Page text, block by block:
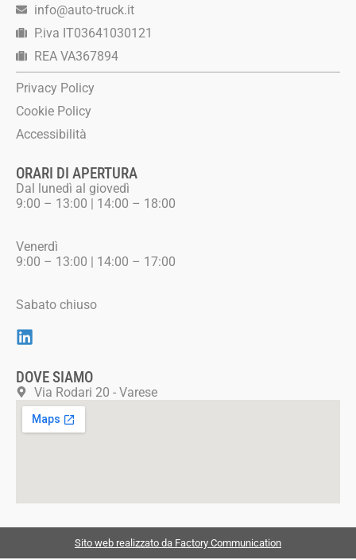
info@auto-truck.it
P.iva IT03641030121
REA VA367894
Privacy Policy
Cookie Policy
Accessibilità
ORARI DI APERTURA
Dal lunedì al giovedì
9:00 – 13:00 | 14:00 – 18:00
Venerdì
9:00 – 13:00 | 14:00 – 17:00
Sabato chiuso
DOVE SIAMO
Via Rodari 20 - Varese
Sito web realizzato da Factory Communication